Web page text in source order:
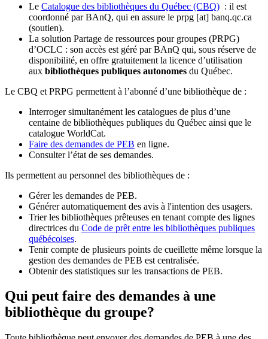
Le Catalogue des bibliothèques du Québec (CBQ) : il est
coordonné par BAnQ, qui en assure le prpg [at] banq.qc.ca
(soutien).
La solution Partage de ressources pour groupes (PRPG)
d’OCLC : son accès est géré par BAnQ qui, sous réserve de
disponibilité, en offre gratuitement la licence d’utilisation
aux bibliothèques publiques autonomes du Québec.
Le CBQ et PRPG permettent à l’abonné d’une bibliothèque de :
Interroger simultanément les catalogues de plus d’une
centaine de bibliothèques publiques du Québec ainsi que le
catalogue WorldCat.
Faire des demandes de PEB en ligne.
Consulter l’état de ses demandes.
Ils permettent au personnel des bibliothèques de :
Gérer les demandes de PEB.
Générer automatiquement des avis à l'intention des usagers.
Trier les bibliothèques prêteuses en tenant compte des lignes
directrices du Code de prêt entre les bibliothèques publiques
québécoises.
Tenir compte de plusieurs points de cueillette même lorsque la
gestion des demandes de PEB est centralisée.
Obtenir des statistiques sur les transactions de PEB.
Qui peut faire des demandes à une
bibliothèque du groupe?